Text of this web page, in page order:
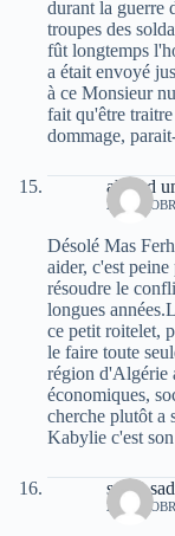
durant la guerre
troupes des
fût longtemps
a était envoyé
à ce Monsieur
fait qu'être
dommage,
ahmed
29
Désolé Mas
aider, c'est
résoudre le
longues
ce petit roitelet,
le faire toute
région d'Algérie
économiques,
cherche plutôt a
Kabylie c'est
sarah
29